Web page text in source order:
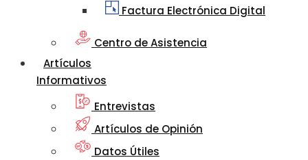
Factura Electrónica Digital
Centro de Asistencia
Artículos
Informativos
Entrevistas
Artículos de Opinión
Datos Útiles